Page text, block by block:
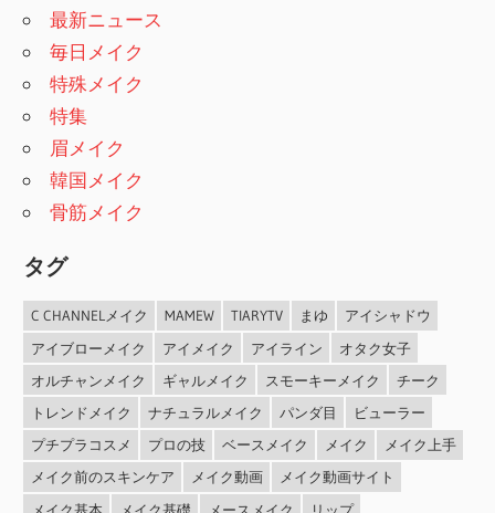
最新ニュース
毎日メイク
特殊メイク
特集
眉メイク
韓国メイク
骨筋メイク
タグ
C CHANNELメイク MAMEW TIARYTV まゆ
アイシャドウ
アイブローメイク
アイメイク アイライン
オタク女子
オルチャンメイク
ギャルメイク スモーキーメイク
チーク
トレンドメイク
ナチュラルメイク パンダ目
ビューラー
プチプラコスメ
プロの技 ベースメイク メイク
メイク上手
メイク前のスキンケア
メイク動画
メイク動画サイト
メイク基本
メイク基礎 メースメイク リップ